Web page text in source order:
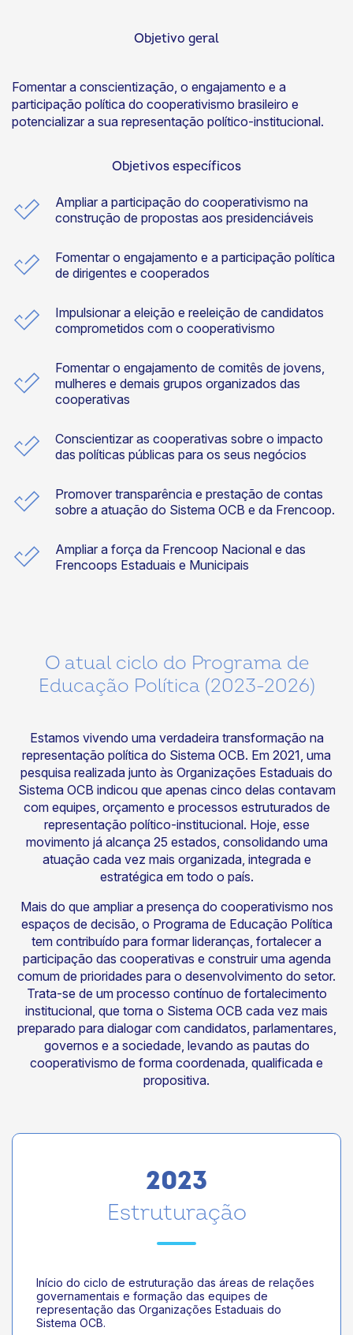
Objetivo geral
Fomentar a conscientização, o engajamento e a
participação política do cooperativismo brasileiro e
potencializar a sua representação político-institucional.
Objetivos específicos
Ampliar a participação do cooperativismo na
construção de propostas aos presidenciáveis
Fomentar o engajamento e a participação política
de dirigentes e cooperados
Impulsionar a eleição e reeleição de candidatos
comprometidos com o cooperativismo
Fomentar o engajamento de comitês de jovens,
mulheres e demais grupos organizados das
cooperativas
Conscientizar as cooperativas sobre o impacto
das políticas públicas para os seus negócios
Promover transparência e prestação de contas
sobre a atuação do Sistema OCB e da Frencoop.
Ampliar a força da Frencoop Nacional e das
Frencoops Estaduais e Municipais
O atual ciclo do Programa de
Educação Política (2023-2026)
Estamos vivendo uma verdadeira transformação na
representação política do Sistema OCB. Em 2021, uma
pesquisa realizada junto às Organizações Estaduais do
Sistema OCB indicou que apenas cinco delas contavam
com equipes, orçamento e processos estruturados de
representação político-institucional. Hoje, esse
movimento já alcança 25 estados, consolidando uma
atuação cada vez mais organizada, integrada e
estratégica em todo o país.
Mais do que ampliar a presença do cooperativismo nos
espaços de decisão, o Programa de Educação Política
tem contribuído para formar lideranças, fortalecer a
participação das cooperativas e construir uma agenda
comum de prioridades para o desenvolvimento do setor.
Trata-se de um processo contínuo de fortalecimento
institucional, que torna o Sistema OCB cada vez mais
preparado para dialogar com candidatos, parlamentares,
governos e a sociedade, levando as pautas do
cooperativismo de forma coordenada, qualificada e
propositiva.
2023
Estruturação
Início do ciclo de estruturação das áreas de relações
governamentais e formação das equipes de
representação das Organizações Estaduais do
Sistema OCB.